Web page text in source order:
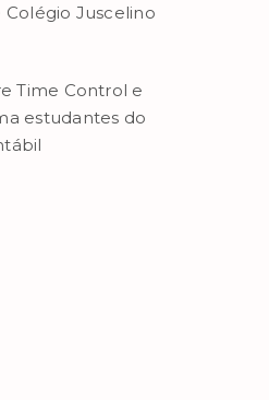
Colégio Juscelino
Time Control e
estudantes do